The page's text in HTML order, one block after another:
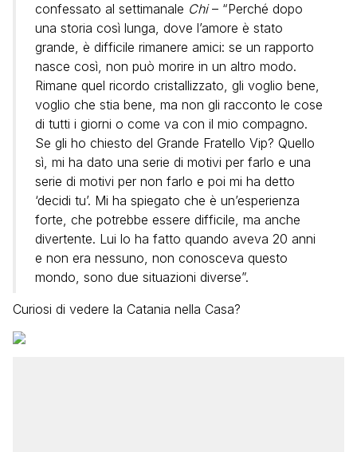
confessato al settimanale Chi– “Perché dopo
una storia così lunga, dove l’amore è stato
grande, è difficile rimanere amici: se un rapporto
nasce così, non può morire in un altro modo.
Rimane quel ricordo cristallizzato, gli voglio bene,
voglio che stia bene, ma non gli racconto le cose
di tutti i giorni o come va con il mio compagno.
Se gli ho chiesto del Grande Fratello Vip? Quello
sì, mi ha dato una serie di motivi per farlo e una
serie di motivi per non farlo e poi mi ha detto
‘decidi tu’. Mi ha spiegato che è un’esperienza
forte, che potrebbe essere difficile, ma anche
divertente. Lui lo ha fatto quando aveva 20 anni
e non era nessuno, non conosceva questo
mondo, sono due situazioni diverse”.
Curiosi di vedere la Catania nella Casa?